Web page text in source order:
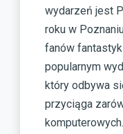
wydarzeń jest
roku w
fanów
popularnym
który odbywa
przyciąga